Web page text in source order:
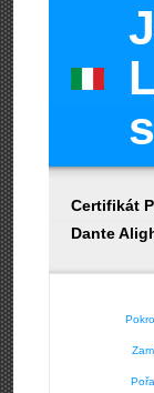
Certifikát
Dante